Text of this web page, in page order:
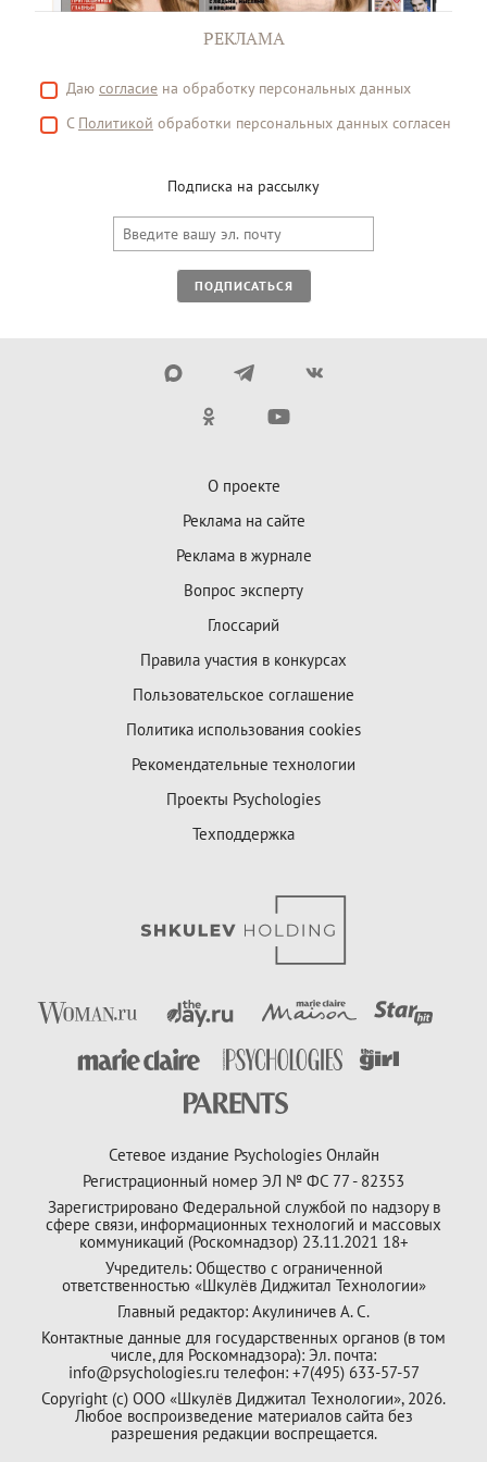
РЕКЛАМА
Даю согласие на обработку персональных данных
С Политикой обработки персональных данных согласен
Подписка на рассылку
ПОДПИСАТЬСЯ
О проекте
Реклама на сайте
Реклама в журнале
Вопрос эксперту
Глоссарий
Правила участия в конкурсах
Пользовательское соглашение
Политика использования cookies
Рекомендательные технологии
Проекты Psychologies
Техподдержка
Сетевое издание Psychologies Онлайн
Регистрационный номер ЭЛ № ФС 77 - 82353
Зарегистрировано Федеральной службой по надзору в
сфере связи, информационных технологий и массовых
коммуникаций (Роскомнадзор) 23.11.2021 18+
Учредитель: Общество с ограниченной
ответственностью «Шкулёв Диджитал Технологии»
Главный редактор: Акулиничев А. С.
Контактные данные для государственных органов (в том
числе, для Роскомнадзора): Эл. почта:
info@psychologies.ru телефон: +7(495) 633-57-57
Copyright (с) ООО «Шкулёв Диджитал Технологии», 2026.
Любое воспроизведение материалов сайта без
разрешения редакции воспрещается.